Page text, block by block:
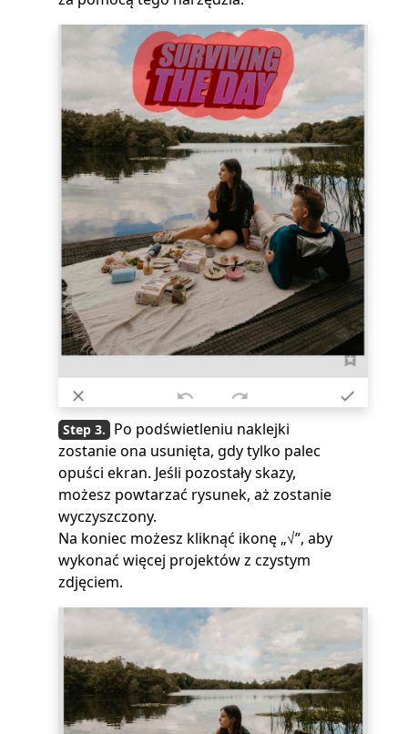
Po podświetleniu naklejki
zostanie ona usunięta, gdy tylko palec
opuści ekran. Jeśli pozostały skazy,
możesz powtarzać rysunek, aż zostanie
wyczyszczony.
Na koniec możesz kliknąć ikonę „√”, aby
wykonać więcej projektów z czystym
zdjęciem.